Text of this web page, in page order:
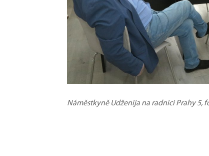
Náměstkyně Udženija na radnici Prahy 5,